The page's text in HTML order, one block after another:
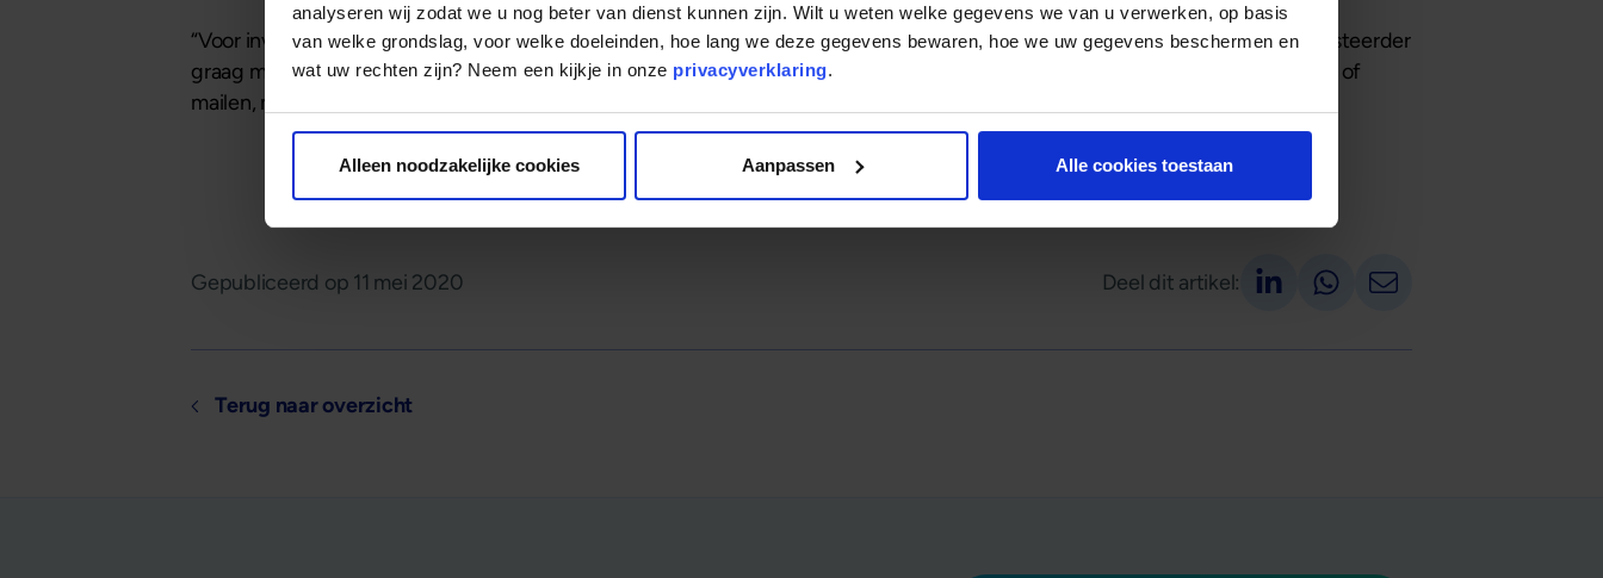
analyseren wij zodat we u nog beter van dienst kunnen zijn. Wilt u weten welke gegevens we van u verwerken, op basis
van welke grondslag, voor welke doeleinden, hoe lang we deze gegevens bewaren, hoe we uw gegevens beschermen en
wat uw rechten zijn? Neem een kijkje in onze privacyverklaring.
Alleen noodzakelijke cookies Aanpassen Alle cookies toestaan
“Voor investeerders bieden we aantrekkelijke condities en veel zekerheid en dat is juist nu interessant. Wellicht wilt u als investeerder
graag meer weten over de zekerheden die we bieden of over de kortstondige investeringsopties. U kunt ons uiteraard bellen of
mailen, maar chatten via www.mogelijk.nl kan inmiddels ook. Wij staan u graag te woord”, besluit Raymond.
Gepubliceerd op 11 mei 2020 Deel dit artikel: Deel op LinkedIn
Deel via Whatsapp
Deel via email
Terug naar overzicht